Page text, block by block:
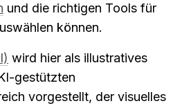
und die richtigen Tools für
können.
wird hier als illustratives
gestützten
vorgestellt, der visuelles